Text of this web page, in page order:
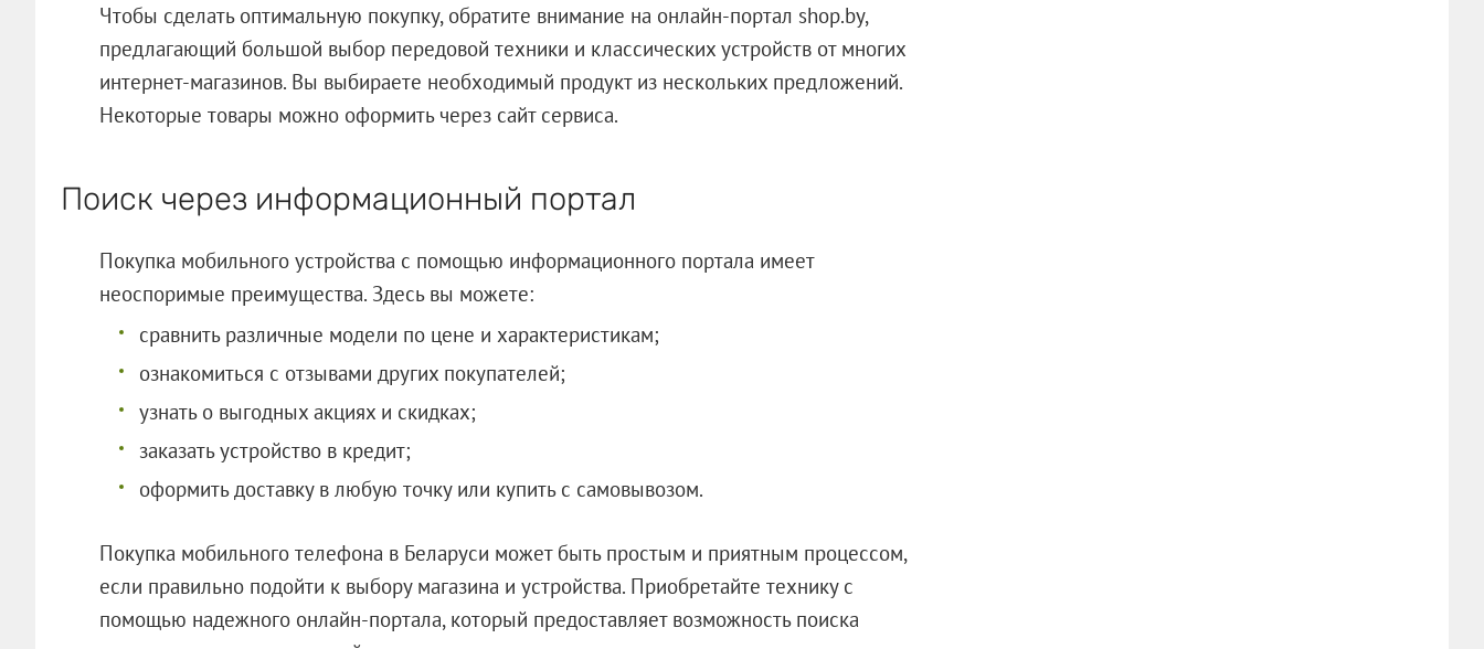
Чтобы сделать оптимальную покупку, обратите внимание на онлайн-портал shop.by,
предлагающий большой выбор передовой техники и классических устройств от многих
интернет-магазинов. Вы выбираете необходимый продукт из нескольких предложений.
Некоторые товары можно оформить через сайт сервиса.
Поиск через информационный портал
Покупка мобильного устройства с помощью информационного портала имеет
неоспоримые преимущества. Здесь вы можете:
сравнить различные модели по цене и характеристикам;
ознакомиться с отзывами других покупателей;
узнать о выгодных акциях и скидках;
заказать устройство в кредит;
оформить доставку в любую точку или купить с самовывозом.
Покупка мобильного телефона в Беларуси может быть простым и приятным процессом,
если правильно подойти к выбору магазина и устройства. Приобретайте технику с
помощью надежного онлайн-портала, который предоставляет возможность поиска